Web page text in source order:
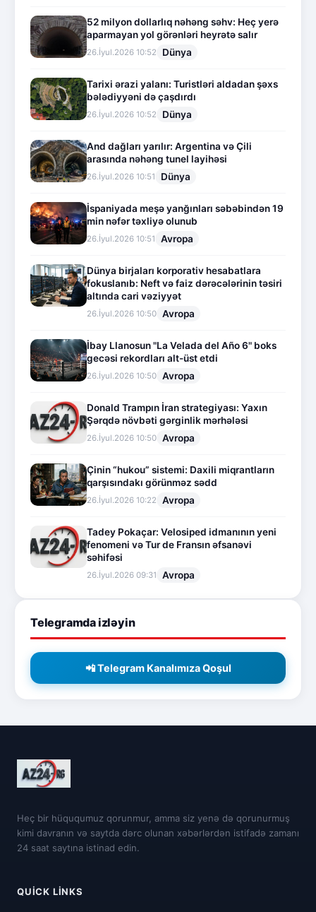
52 milyon dollarlıq nəhəng səhv: Heç yerə
aparmayan yol görənləri heyrətə salır
26.İyul.2026 10:52 Dünya
Tarixi ərazi yalanı: Turistləri aldadan şəxs
bələdiyyəni də çaşdırdı
26.İyul.2026 10:52 Dünya
And dağları yarılır: Argentina və Çili
arasında nəhəng tunel layihəsi
26.İyul.2026 10:51 Dünya
İspaniyada meşə yanğınları səbəbindən 19
min nəfər təxliyə olunub
26.İyul.2026 10:51 Avropa
Dünya birjaları korporativ hesabatlara
fokuslanıb: Neft və faiz dərəcələrinin təsiri
altında cari vəziyyət
26.İyul.2026 10:50 Avropa
İbay Llanosun "La Velada del Año 6" boks
gecəsi rekordları alt-üst etdi
26.İyul.2026 10:50 Avropa
Donald Trampın İran strategiyası: Yaxın
Şərqdə növbəti gərginlik mərhələsi
26.İyul.2026 10:50 Avropa
Çinin “hukou” sistemi: Daxili miqrantların
qarşısındakı görünməz sədd
26.İyul.2026 10:22 Avropa
Tadey Pokaçar: Velosiped idmanının yeni
fenomeni və Tur de Fransın əfsanəvi
səhifəsi
26.İyul.2026 09:31 Avropa
Telegramda izləyin
📲 Telegram Kanalımıza Qoşul
Heç bir hüququmuz qorunmur, amma siz yenə də qorunurmuş
kimi davranın və saytda dərc olunan xəbərlərdən istifadə zamanı
24 saat saytına istinad edin.
QUICK LINKS